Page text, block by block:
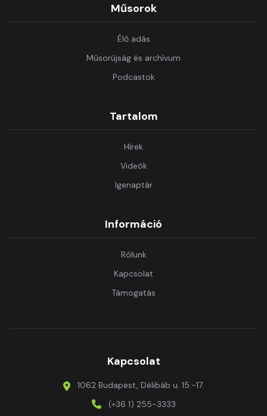
Műsorok
Élő adás
Műsorújság és archívum
Podcastok
Tartalom
Hírek
Videók
Igenaptár
Információ
Rólunk
Kapcsolat
Támogatás
Kapcsolat
1062 Budapest, Délibáb u. 15.-17.
(+36 1) 255-3333